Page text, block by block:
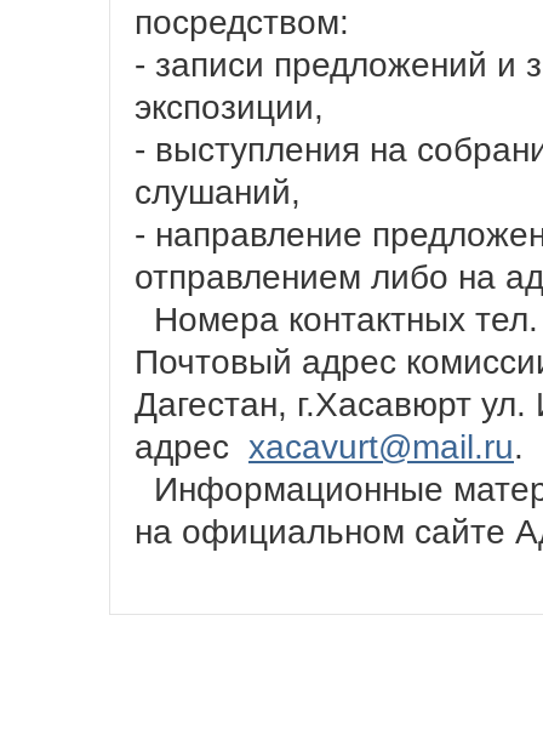
посредством:
- записи предложений и
экспозиции,
- выступления на
слушаний,
- направление
отправлением либо на
Номера контактных
Почтовый адрес
Дагестан, г.Хасавюрт
адрес xacavurt@mail.ru.
Информационные
на официальном сайте